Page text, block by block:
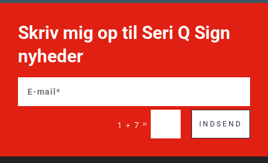
Skriv mig op til Seri Q Sign
nyheder
1 + 7 = INDSEND